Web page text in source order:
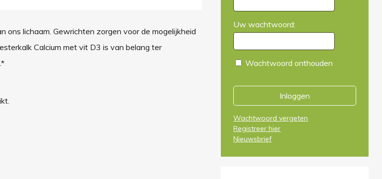
lichaam. Gewrichten zorgen voor de mogelijkheid
Calcium met vit D3 is van belang ter
Uw wachtwoord:
Wachtwoord onthouden
Inloggen
Wachtwoord vergeten
Registreer hier
Nieuwsbrief